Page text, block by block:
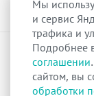
raduga-ural.ru ©
Группа компаний
ЛицензияЛ042-
Разрешение
лекарственными
Мы
и сервис
трафика и
Подробнее
соглашении
сайтом, вы
обработки